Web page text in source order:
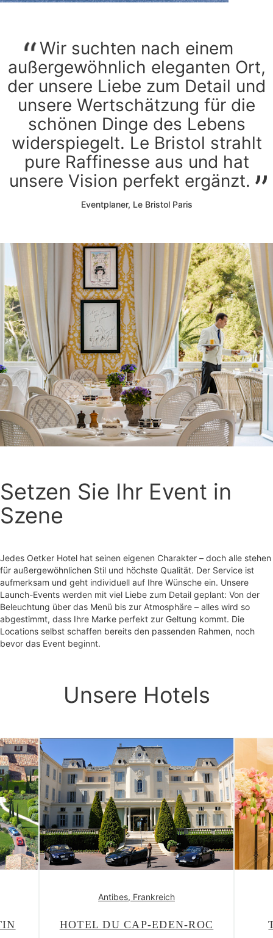
Wir suchten nach einem
außergewöhnlich eleganten Ort,
der unsere Liebe zum Detail und
unsere Wertschätzung für die
schönen Dinge des Lebens
widerspiegelt. Le Bristol strahlt
pure Raffinesse aus und hat
unsere Vision perfekt ergänzt.
Eventplaner, Le Bristol Paris
Setzen Sie Ihr Event in
Szene
Jedes Oetker Hotel hat seinen eigenen Charakter – doch alle stehen
für außergewöhnlichen Stil und höchste Qualität. Der Service ist
aufmerksam und geht individuell auf Ihre Wünsche ein. Unsere
Launch-Events werden mit viel Liebe zum Detail geplant: Von der
Beleuchtung über das Menü bis zur Atmosphäre – alles wird so
abgestimmt, dass Ihre Marke perfekt zur Geltung kommt. Die
Locations selbst schaffen bereits den passenden Rahmen, noch
bevor das Event beginnt.
Unsere Hotels
Antibes, Frankreich
HOTEL DU CAP-EDEN-ROC